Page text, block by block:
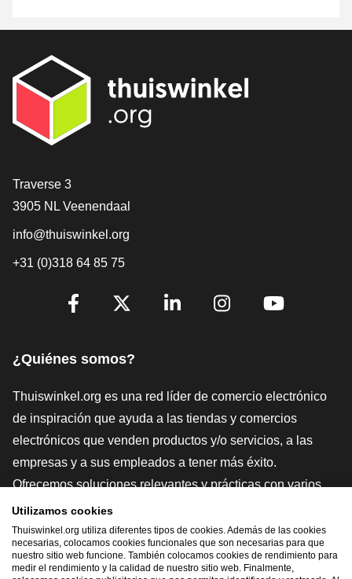
[_General:Contact]
Traverse 3
3905 NL Veenendaal
info@thuiswinkel.org
+31 (0)318 64 85 75
[_General:SocialMediaTitle]
¿Quiénes somos?
Thuiswinkel.org es una red líder de comercio electrónico
de inspiración que ayuda a las tiendas y comercios
electrónicos que venden productos y/o servicios, a las
empresas y a sus empleados a tener más éxito.
Ofrecemos soluciones relevantes y prácticas con varios
sellos de confianza, Thuiswinkel Reviews, herramientas y
asesoramiento jurídico, defensa, estudios de mercado, y
tenemos nuestra propia plataforma educativa, la
Thuiswinkel e-Academy.
Utilizamos cookies
Thuiswinkel.org utiliza diferentes tipos de cookies. Además de las cookies
necesarias, colocamos cookies funcionales que son necesarias para que
nuestro sitio web funcione. También colocamos cookies de rendimiento para
medir el rendimiento y la calidad de nuestro sitio web. Finalmente,